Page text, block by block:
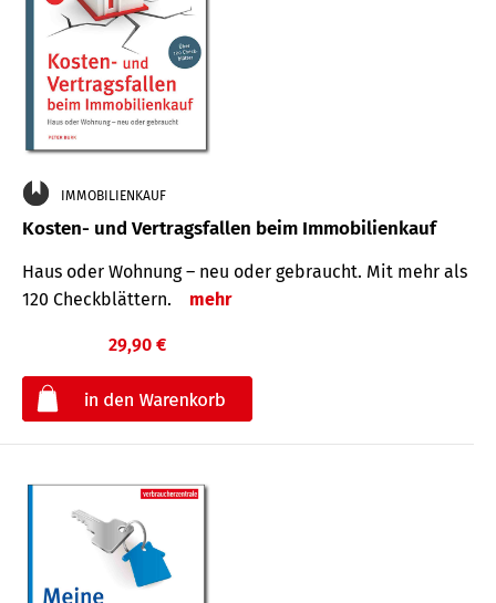
IMMOBILIENKAUF
Kosten- und Vertragsfallen beim Immobilienkauf
Haus oder Wohnung – neu oder gebraucht. Mit mehr als
120 Check­blättern.
mehr
29,90 €